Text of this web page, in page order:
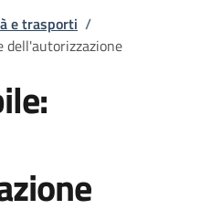
e trasporti /
dell'autorizzazione